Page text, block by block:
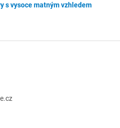
s vysoce matným vzhledem